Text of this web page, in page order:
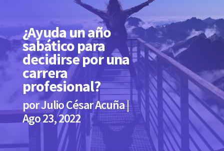
¿Ayuda un año
sabático para
decidirse por una
carrera
profesional?
porJulio César Acuña|
Ago 23, 2022